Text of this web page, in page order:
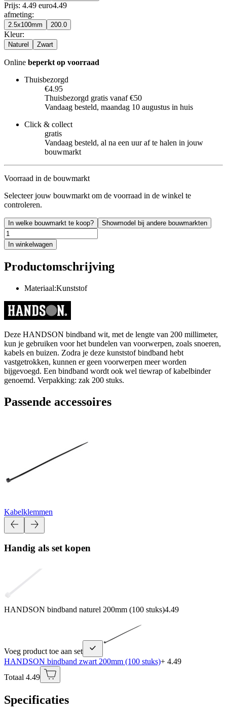
Prijs: 4.49 euro4.49
afmeting:
2.5x100mm 200.0
Kleur:
Naturel Zwart
Online beperkt op voorraad
Thuisbezorgd
€4.95
Thuisbezorgd gratis vanaf €50
Vandaag besteld, maandag 10 augustus in huis
Click & collect
gratis
Vandaag besteld, al na een uur af te halen in jouw
bouwmarkt
Voorraad in de bouwmarkt
Selecteer jouw bouwmarkt om de voorraad in de winkel te
controleren.
In welke bouwmarkt te koop? Showmodel bij andere bouwmarkten
In winkelwagen
Productomschrijving
Materiaal:Kunststof
Deze HANDSON bindband wit, met de lengte van 200 millimeter,
kun je gebruiken voor het bundelen van voorwerpen, zoals snoeren,
kabels en buizen. Zodra je deze kunststof bindband hebt
vastgetrokken, kunnen er geen voorwerpen meer worden
bijgevoegd. Een bindband wordt ook wel tiewrap of kabelbinder
genoemd. Verpakking: zak 200 stuks.
Passende accessoires
Kabelklemmen
Handig als set kopen
HANDSON bindband naturel 200mm (100 stuks)4.49
Voeg product toe aan set
HANDSON bindband zwart 200mm (100 stuks)+ 4.49
Totaal 4.49
Specificaties